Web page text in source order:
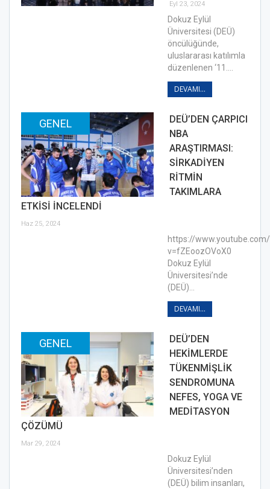
Eyl 23, 2024
Dokuz Eylül
Üniversitesi (DEÜ)
öncülüğünde,
uluslararası katılımla
düzenlenen ‘11.…
DEVAMI...
GENEL
DEÜ’DEN ÇARPICI
NBA
ARAŞTIRMASI:
SİRKADİYEN
RİTMİN
TAKIMLARA
ETKİSİ İNCELENDİ
Haz 25, 2024
https://
v=fZEoozOVoX0
Dokuz Eylül
Üniversitesi’nde
(DEÜ)…
DEVAMI...
GENEL
DEÜ’DEN
HEKİMLERDE
TÜKENMİŞLİK
SENDROMUNA
NEFES, YOGA VE
MEDİTASYON
ÇÖZÜMÜ
Mar 29, 2024
Dokuz Eylül
Üniversitesi’nden
(DEÜ) bilim insanları,